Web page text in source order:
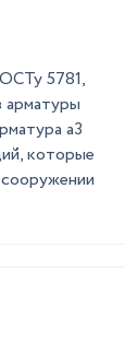
5781,
арматуры
а3
которые